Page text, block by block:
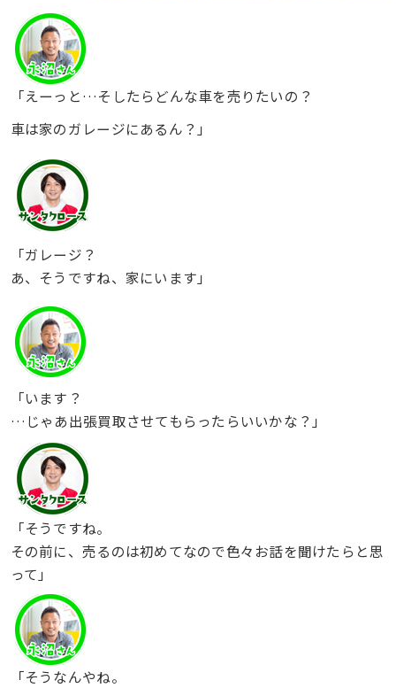
「えーっと…そしたらどんな車を売りたいの？
車は家のガレージにあるん？」
「ガレージ？
あ、そうですね、家にいます」
「います？
…じゃあ出張買取させてもらったらいいかな？」
「そうですね。
その前に、売るのは初めてなので色々お話を聞けたらと思
って」
「そうなんやね。